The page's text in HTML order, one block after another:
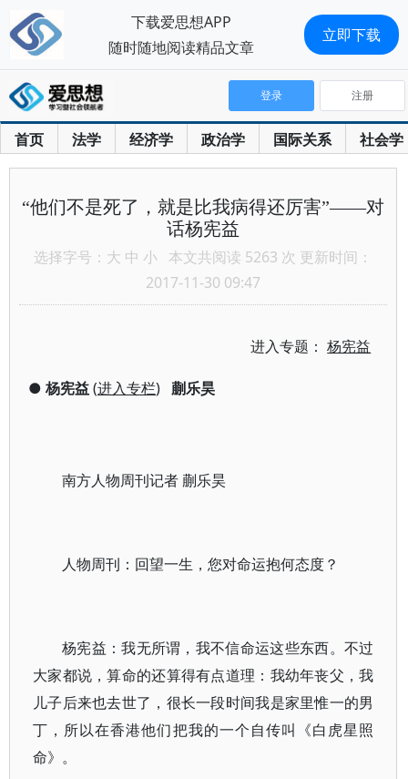
首页 法学 经济学 政治学 国际关系 社会学
登录 注册
“他们不是死了，就是比我病得还厉害”——对
话杨宪益
选择字号： 大 中 小 本文共阅读 5263 次 更新时间：
2017-11-30 09:47
进入专题：杨宪益
● 杨宪益(进入专栏) 蒯乐昊
南方人物周刊记者 蒯乐昊
人物周刊：回望一生，您对命运抱何态度？
杨宪益：我无所谓，我不信命运这些东西。不过
大家都说，算命的还算得有点道理：我幼年丧父，我
儿子后来也去世了，很长一段时间我是家里惟一的男
丁，所以在香港他们把我的一个自传叫《白虎星照
命》。
下载爱思想APP
随时随地阅读精品文章
立即下载